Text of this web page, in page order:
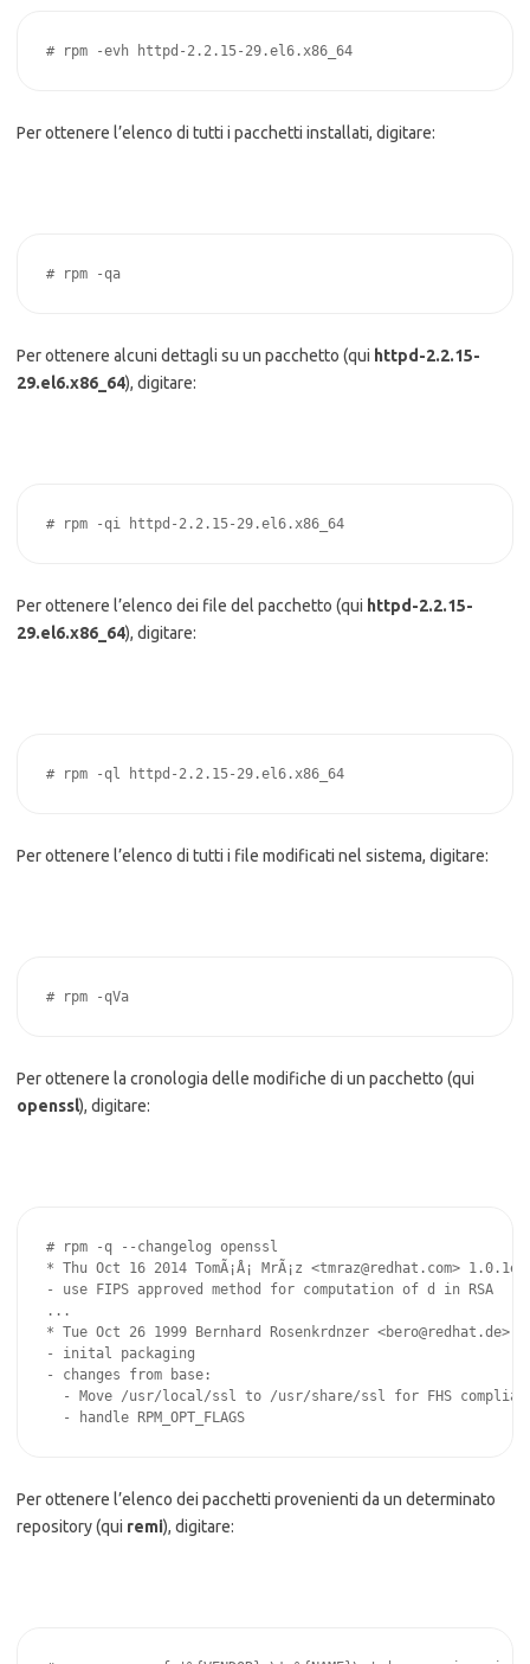
# rpm -evh httpd-2.2.15-29.el6.x86_64
Per ottenere l’elenco di tutti i pacchetti installati, digitare:
# rpm -qa
Per ottenere alcuni dettagli su un pacchetto (qui httpd-2.2.15-
29.el6.x86_64), digitare:
# rpm -qi httpd-2.2.15-29.el6.x86_64
Per ottenere l’elenco dei file del pacchetto (qui httpd-2.2.15-
29.el6.x86_64), digitare:
# rpm -ql httpd-2.2.15-29.el6.x86_64
Per ottenere l’elenco di tutti i file modificati nel sistema, digitare:
# rpm -qVa
Per ottenere la cronologia delle modifiche di un pacchetto (qui
openssl), digitare:
# rpm -q --changelog openssl
* Thu Oct 16 2014 TomÃ¡Å¡ MrÃ¡z <tmraz@redhat.com>
- use FIPS approved method for computation of d in RSA
...
* Tue Oct 26 1999 Bernhard Rosenkrdnzer <bero@redhat.de>
- inital packaging
- changes from base:
- Move /usr/local/ssl to /usr/share/ssl for FHS
  - handle RPM_OPT_FLAGS
Per ottenere l’elenco dei pacchetti provenienti da un determinato
repository (qui remi), digitare: